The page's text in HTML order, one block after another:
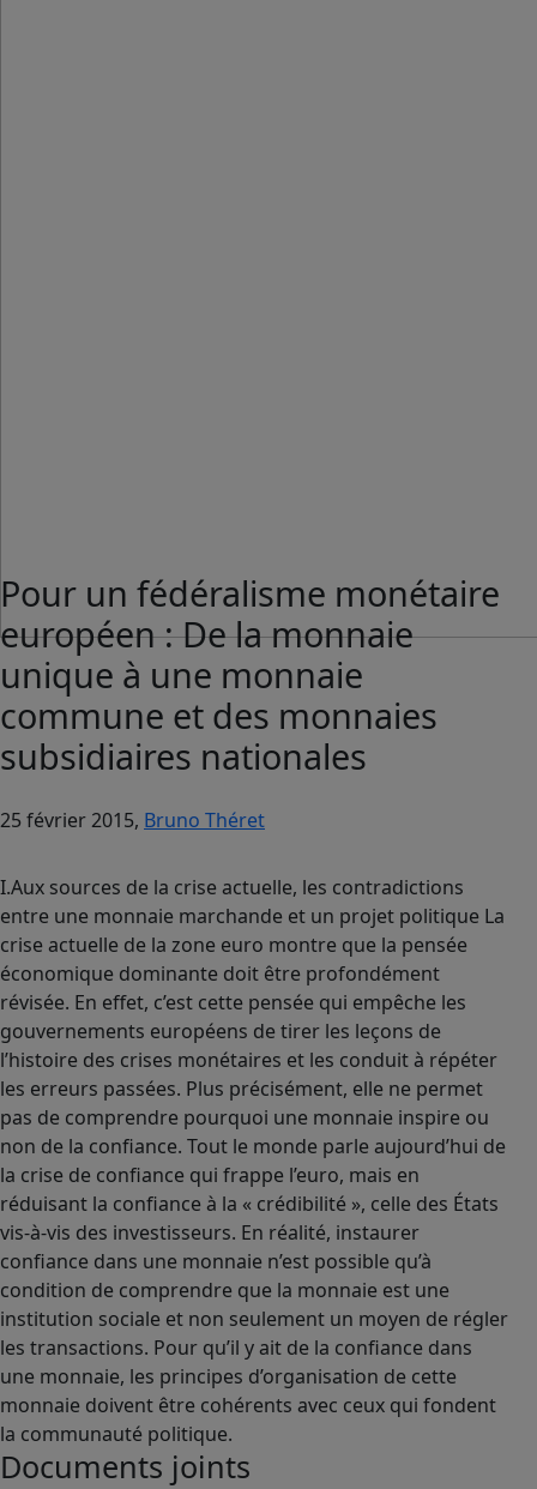
Pour un fédéralisme monétaire
européen : De la monnaie
unique à une monnaie
commune et des monnaies
subsidiaires nationales
25 février 2015, Bruno Théret
I.Aux sources de la crise actuelle, les contradictions
entre une monnaie marchande et un projet politique La
crise actuelle de la zone euro montre que la pensée
économique dominante doit être profondément
révisée. En effet, c’est cette pensée qui empêche les
gouvernements européens de tirer les leçons de
l’histoire des crises monétaires et les conduit à répéter
les erreurs passées. Plus précisément, elle ne permet
pas de comprendre pourquoi une monnaie inspire ou
non de la confiance. Tout le monde parle aujourd’hui de
la crise de confiance qui frappe l’euro, mais en
réduisant la confiance à la « crédibilité », celle des États
vis-à-vis des investisseurs. En réalité, instaurer
confiance dans une monnaie n’est possible qu’à
condition de comprendre que la monnaie est une
institution sociale et non seulement un moyen de régler
les transactions. Pour qu’il y ait de la confiance dans
une monnaie, les principes d’organisation de cette
monnaie doivent être cohérents avec ceux qui fondent
la communauté politique.
Documents joints